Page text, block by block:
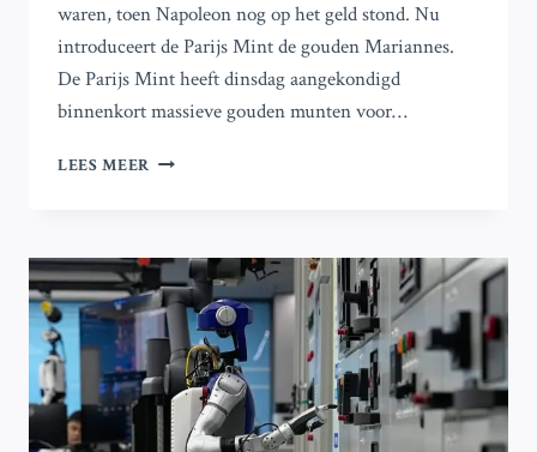
waren, toen Napoleon nog op het geld stond. Nu
introduceert de Parijs Mint de gouden Mariannes.
De Parijs Mint heeft dinsdag aangekondigd
binnenkort massieve gouden munten voor…
LEES MEER MARIANNE
GOUDEN
MUNTEN
IN
MEER
DAN
EEN
EEUW
VAN